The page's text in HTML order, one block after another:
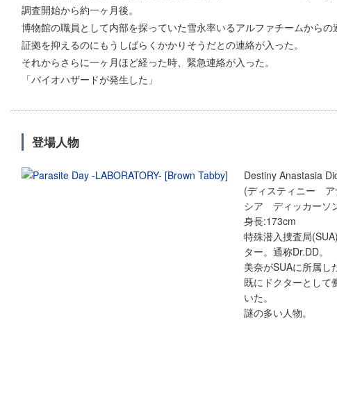
調査開始から約一ヶ月後。
博物館の職員として内部を探っていた雪永率いるアルファチームから
証拠を抑えるのにもうしばらくかかりそうだとの連絡が入った。
それからさらに一ヶ月ほど経った時、緊急連絡が入った。
「バイオハザードが発生した」
登場人物
Destiny Anastasia
(ディスティニー ア
シア ディッカーソ
身長:173cm
特殊潜入捜査局
ター。通称Dr.DD。
美奈がSUAに所属し
既にドクターとして
いた。
謎の多い人物。